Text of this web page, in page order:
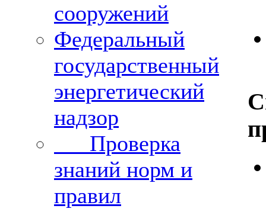
сооружений
Федеральный
государственный
энергетический
надзор
Проверка
знаний норм и
правил